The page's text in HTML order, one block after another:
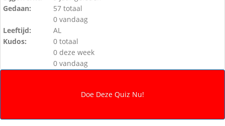
Gedaan:
57 totaal
0 vandaag
Leeftijd:
AL
Kudos:
0 totaal
0 deze week
0 vandaag